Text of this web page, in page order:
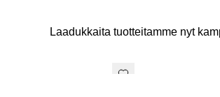
Laadukkaita tuotteitamme nyt